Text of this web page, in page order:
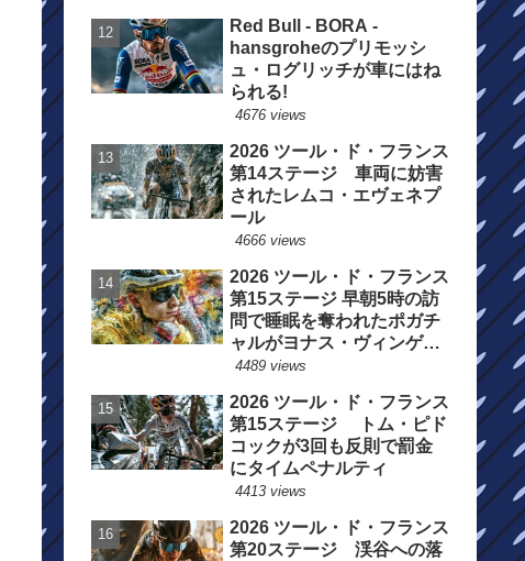
Red Bull - BORA -
hansgroheのプリモッシ
ュ・ログリッチが車にはね
られる!
4676 views
2026 ツール・ド・フランス
第14ステージ 車両に妨害
されたレムコ・エヴェネプ
ール
4666 views
2026 ツール・ド・フランス
第15ステージ 早朝5時の訪
問で睡眠を奪われたポガチ
ャルがヨナス・ヴィンゲゴ
ーの離脱を惜しむ
4489 views
2026 ツール・ド・フランス
第15ステージ トム・ピド
コックが3回も反則で罰金
にタイムペナルティ
4413 views
2026 ツール・ド・フランス
第20ステージ 渓谷への落